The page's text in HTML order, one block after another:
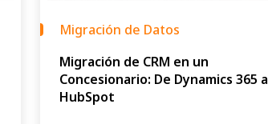
Migración de Datos
Migración de CRM en un
Concesionario: De Dynamics 365 a
HubSpot